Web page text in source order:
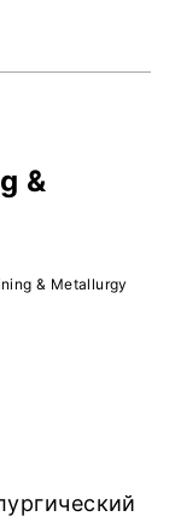
&
& Metallurgy